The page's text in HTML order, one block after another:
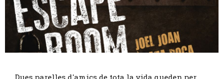
Dues parelles d'amics de tota la vida queden per